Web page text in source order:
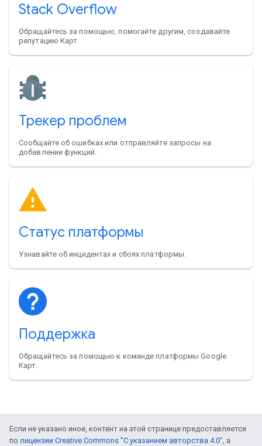
Stack Overflow
Обращайтесь за помощью, помогайте другим, создавайте
репутацию Карт.
Трекер проблем
Сообщайте об ошибках или отправляйте запросы на
добавление функций.
Статус платформы
Узнавайте об инцидентах и сбоях платформы.
Поддержка
Обращайтесь за помощью к команде платформы Google
Карт.
Если не указано иное, контент на этой странице предоставляется
по лицензии Creative Commons "С указанием авторства 4.0", а